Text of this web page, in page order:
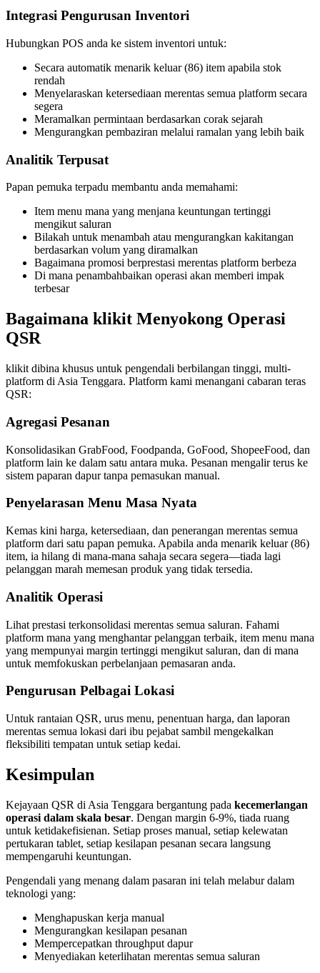
Integrasi Pengurusan Inventori
Hubungkan POS anda ke sistem inventori untuk:
Secara automatik menarik keluar (86) item apabila stok
rendah
Menyelaraskan ketersediaan merentas semua platform secara
segera
Meramalkan permintaan berdasarkan corak sejarah
Mengurangkan pembaziran melalui ramalan yang lebih baik
Analitik Terpusat
Papan pemuka terpadu membantu anda memahami:
Item menu mana yang menjana keuntungan tertinggi
mengikut saluran
Bilakah untuk menambah atau mengurangkan kakitangan
berdasarkan volum yang diramalkan
Bagaimana promosi berprestasi merentas platform berbeza
Di mana penambahbaikan operasi akan memberi impak
terbesar
Bagaimana klikit Menyokong Operasi
QSR
klikit dibina khusus untuk pengendali berbilangan tinggi, multi-
platform di Asia Tenggara. Platform kami menangani cabaran teras
QSR:
Agregasi Pesanan
Konsolidasikan GrabFood, Foodpanda, GoFood, ShopeeFood, dan
platform lain ke dalam satu antara muka. Pesanan mengalir terus ke
sistem paparan dapur tanpa pemasukan manual.
Penyelarasan Menu Masa Nyata
Kemas kini harga, ketersediaan, dan penerangan merentas semua
platform dari satu papan pemuka. Apabila anda menarik keluar (86)
item, ia hilang di mana-mana sahaja secara segera—tiada lagi
pelanggan marah memesan produk yang tidak tersedia.
Analitik Operasi
Lihat prestasi terkonsolidasi merentas semua saluran. Fahami
platform mana yang menghantar pelanggan terbaik, item menu mana
yang mempunyai margin tertinggi mengikut saluran, dan di mana
untuk memfokuskan perbelanjaan pemasaran anda.
Pengurusan Pelbagai Lokasi
Untuk rantaian QSR, urus menu, penentuan harga, dan laporan
merentas semua lokasi dari ibu pejabat sambil mengekalkan
fleksibiliti tempatan untuk setiap kedai.
Kesimpulan
Kejayaan QSR di Asia Tenggara bergantung pada kecemerlangan
operasi dalam skala besar. Dengan margin 6-9%, tiada ruang
untuk ketidakefisienan. Setiap proses manual, setiap kelewatan
pertukaran tablet, setiap kesilapan pesanan secara langsung
mempengaruhi keuntungan.
Pengendali yang menang dalam pasaran ini telah melabur dalam
teknologi yang:
Menghapuskan kerja manual
Mengurangkan kesilapan pesanan
Mempercepatkan throughput dapur
Menyediakan keterlihatan merentas semua saluran